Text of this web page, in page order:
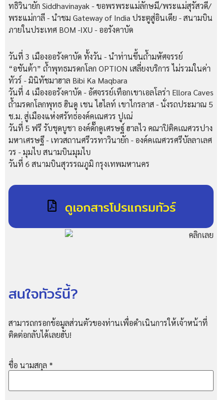
ทธิวินายัก Siddhavinayak - ขอพรพระแม่ลักษมี/พระแม่สุรัสวดี/
พระแม่กาลี - นำชม Gateway of India ประตูสู่อินเดีย - สนามบิน
ภายในประเทศ BOM -IXU - ออรังคาบัด
วันที่ 3 เมืองออรังคาบัด ทั้งวัน - นำท่านขึ้นถ้ำมหัศจรรย์
“อชันต้า” ถ้ำพุทธมรดกโลก OPTION เสลี่ยงบริการ ไม่รวมในค่า
ทัวร์ - มินิทัชมาฮาล Bibi Ka Maqbara
วันที่ 4 เมืองออรังคาบัด - อัศจรรย์เทือกเขาเอลโลร่า Ellora Caves
ถ้ำมรดกโลกพุทธ ฮินดู เชน ไฮไลท์ เขาไกรลาส - นั่งรถประมาณ 5
ช.ม. สู่เมืองแห่งศรัทธ่องค์คเณศวร ปูเณ่
วันที่ 5 ฟรี รับชุดบูชา องค์ดั๊กดูเศรษฐ์ ฮาลไว คณาปิติคเณศวรปาง
มหาเศรษฐี - เทวสถานศรีวรทาวินายัก - องค์คเณศวรศรีบัลลาเลศ
วร - มุมไบ สนามบินมุมไบ
วันที่ 6 สนามบินสุวรรณภูมิ กรุงเทพมหานคร
ดูเอกสารโปรแกรมทัวร์
สนใจทัวร์นี้?
สามารถกรอกข้อมูลส่วนตัวของท่านเพื่อดำเนินการให้เจ้าหน้าที่
ติดต่อกลับได้เลยฮับ!
ชื่อ นามสกุล *